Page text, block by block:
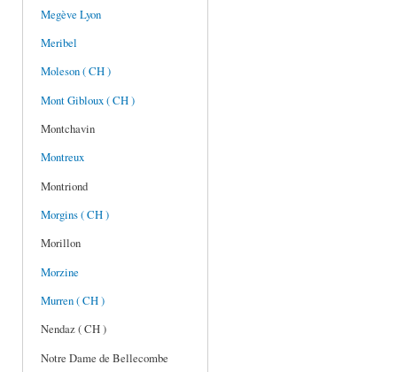
Megève Lyon
Meribel
Moleson ( CH )
Mont Gibloux ( CH )
Montchavin
Montreux
Montriond
Morgins ( CH )
Morillon
Morzine
Murren ( CH )
Nendaz ( CH )
Notre Dame de Bellecombe